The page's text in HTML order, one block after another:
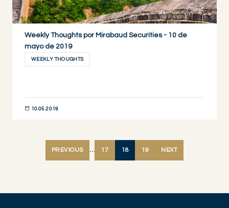
Weekly Thoughts por Mirabaud Securities - 10 de
mayo de 2019
WEEKLY THOUGHTS
10.05.2019
PREVIOUS … 17 18 19 NEXT